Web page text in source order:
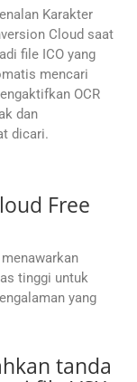
Karakter
Cloud saat
file ICO yang
mencari
OCR
dan
dicari.
Free
tinggi untuk
yang
tanda